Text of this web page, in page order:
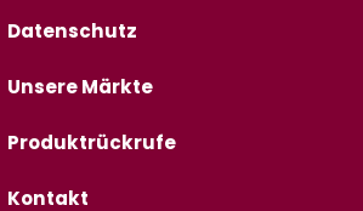
Datenschutz
Unsere Märkte
Produktrückrufe
Kontakt